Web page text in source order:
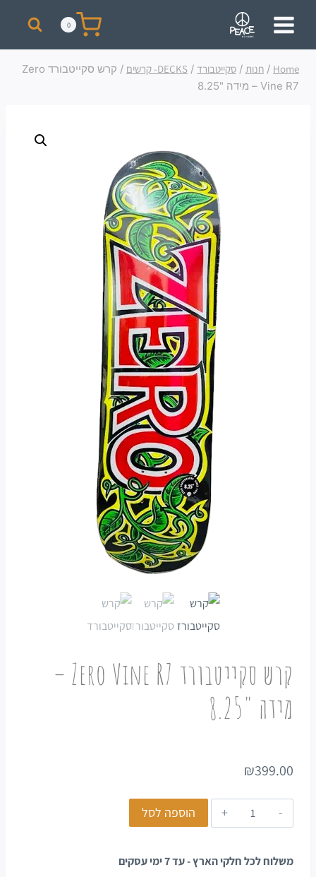
0
Home
/ חנות / סקייטבורד / DECKS- קרשים /
קרש סקייטבורד Zero
Vine R7 – מידה "8.25
קרש סקייטבורד Zero Vine R7 –
מידה "8.25
₪399.00
הוספה לסל
משלוח לכל חלקי הארץ - עד 7 ימי עסקים